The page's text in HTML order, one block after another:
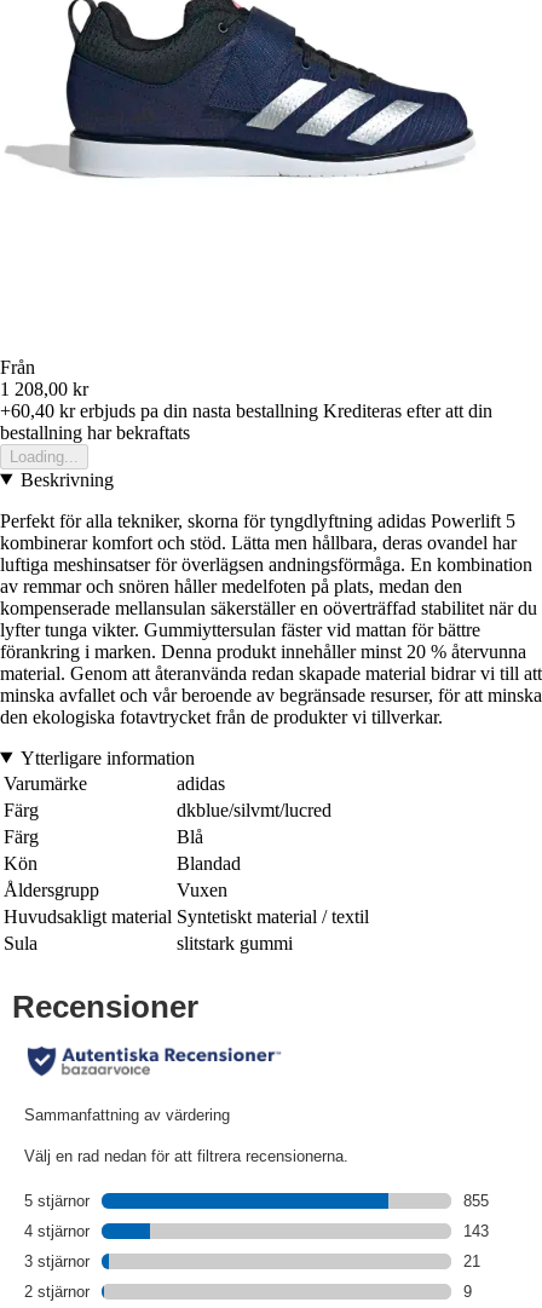
Från
1 208,00 kr
+60,40 krerbjuds pa din nasta bestallning Krediteras efter att din
bestallning har bekraftats
Loading...
Beskrivning
Perfekt för alla tekniker, skorna för tyngdlyftning adidas Powerlift 5
kombinerar komfort och stöd. Lätta men hållbara, deras ovandel har
luftiga meshinsatser för överlägsen andningsförmåga. En kombination
av remmar och snören håller medelfoten på plats, medan den
kompenserade mellansulan säkerställer en oöverträffad stabilitet när du
lyfter tunga vikter. Gummiyttersulan fäster vid mattan för bättre
förankring i marken. Denna produkt innehåller minst 20 % återvunna
material. Genom att återanvända redan skapade material bidrar vi till att
minska avfallet och vår beroende av begränsade resurser, för att minska
den ekologiska fotavtrycket från de produkter vi tillverkar.
Ytterligare information
Varumärke
adidas
Färg
dkblue/silvmt/lucred
Färg
Blå
Kön
Blandad
Åldersgrupp
Vuxen
Huvudsakligt material Syntetiskt material / textil
Sula
slitstark gummi